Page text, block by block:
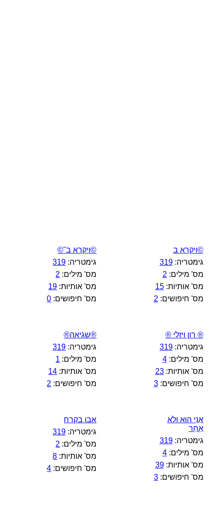
©ויקרא ב
גימטריה:319
מס' מילים: 2
מס' אותיות:15
מס' חיפושים: 2
©ויקרא ב"©
גימטריה: 319
מס' מילים: 2
מס' אותיות: 19
מס' חיפושים: 0
® רון ויזלי ®
גימטריה:319
מס' מילים:4
מס' אותיות:23
מס' חיפושים:3
®שגיאה®
גימטריה: 319
מס' מילים: 1
מס' אותיות: 14
מס' חיפושים: 2
אֲנִי הוּא ולֹא
אַחֵר
גימטריה:319
מס' מילים:4
מס' אותיות:39
מס' חיפושים:3
אבו בקרח
גימטריה: 319
מס' מילים: 2
מס' אותיות: 8
מס' חיפושים: 4